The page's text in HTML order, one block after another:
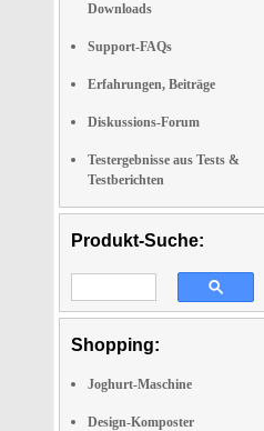
Downloads
Support-FAQs
Erfahrungen, Beiträge
Diskussions-Forum
Testergebnisse aus Tests &
Testberichten
Produkt-Suche:
Shopping:
Joghurt-Maschine
Design-Komposter